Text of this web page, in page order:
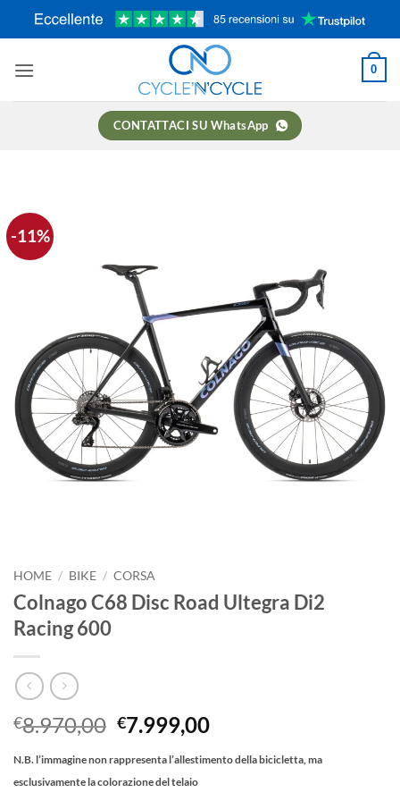
0
CONTATTACI SU WhatsApp
-11%
HOME / BIKE / CORSA
Colnago C68 Disc Road Ultegra Di2
Racing 600
€8.970,00 Il
prezzo
originale
era:
€7.999,00Il
attuale
N.B. l’immagine non rappresenta l’allestimento della bicicletta, ma
esclusivamente la colorazione del telaio